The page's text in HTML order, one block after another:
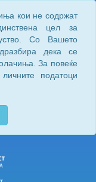
кои не содржат
цел за
Со Вашето
дека се
За повеќе
податоци